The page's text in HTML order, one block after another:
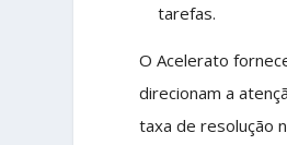
tarefas.
O Acelerato
direcionam a
taxa de resolução